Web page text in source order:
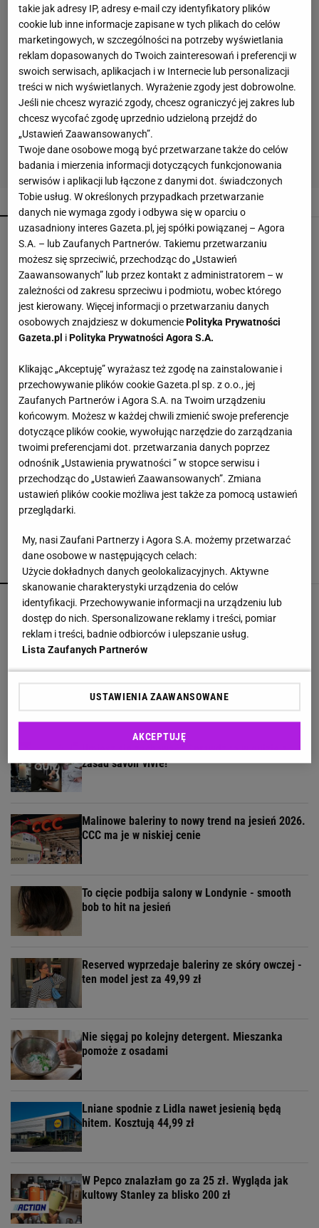
POPULARNE NAJNOWSZE
Soda oczyszczona to dopiero początek. Dodaj
jeszcze dwa produkty
Malinowe baleriny to nowy trend na jesień 2026.
CCC ma je w niskiej cenie
czółenka to kwintesencja luksusu i
ponadczasowego stylu
Lniane spodnie z Lidla nawet jesienią będą
hitem. Kosztują 44,99 zł
Wsyp do pralki zamiast płynu. Ręczniki
odzyskają miękkość
POLECAMY WIĘCEJ TEMATÓW
Butter yellow nie odchodzi do lamusa - tę bluzkę
założysz do wszystkiego
fason. Znalazłam je tanio
Umiesz się zachować? Sprawdź to w quizie z
zasad savoir vivre!
Malinowe baleriny to nowy trend na jesień 2026.
CCC ma je w niskiej cenie
To cięcie podbija salony w Londynie - smooth
bob to hit na jesień
Reserved wyprzedaje baleriny ze skóry owczej -
ten model jest za 49,99 zł
Nie sięgaj po kolejny detergent. Mieszanka
pomoże z osadami
Lniane spodnie z Lidla nawet jesienią będą
hitem. Kosztują 44,99 zł
W Pepco znalazłam go za 25 zł. Wygląda jak
kultowy Stanley za blisko 200 zł
takie jak adresy IP, adresy e-mail czy identyfikatory plików
cookie lub inne informacje zapisane w tych plikach do celów
marketingowych, w szczególności na potrzeby wyświetlania
reklam dopasowanych do Twoich zainteresowań i preferencji w
swoich serwisach, aplikacjach i w Internecie lub personalizacji
treści w nich wyświetlanych. Wyrażenie zgody jest dobrowolne.
Jeśli nie chcesz wyrazić zgody, chcesz ograniczyć jej zakres lub
chcesz wycofać zgodę uprzednio udzieloną przejdź do
„Ustawień Zaawansowanych”.
Twoje dane osobowe mogą być przetwarzane także do celów
badania i mierzenia informacji dotyczących funkcjonowania
serwisów i aplikacji lub łączone z danymi dot. świadczonych
Tobie usług. W określonych przypadkach przetwarzanie
danych nie wymaga zgody i odbywa się w oparciu o
uzasadniony interes Gazeta.pl, jej spółki powiązanej – Agora
S.A. – lub Zaufanych Partnerów. Takiemu przetwarzaniu
możesz się sprzeciwić, przechodząc do „Ustawień
Zaawansowanych” lub przez kontakt z administratorem – w
zależności od zakresu sprzeciwu i podmiotu, wobec którego
jest kierowany. Więcej informacji o przetwarzaniu danych
osobowych znajdziesz w dokumenciePolityka Prywatności
Gazeta.pl iPolityka Prywatności Agora S.A.
Klikając „Akceptuję” wyrażasz też zgodę na zainstalowanie i
przechowywanie plików cookie Gazeta.pl sp. z o.o., jej
Zaufanych Partnerów i Agora S.A. na Twoim urządzeniu
końcowym. Możesz w każdej chwili zmienić swoje preferencje
dotyczące plików cookie, wywołując narzędzie do zarządzania
twoimi preferencjami dot. przetwarzania danych poprzez
odnośnik „Ustawienia prywatności ” w stopce serwisu i
przechodząc do „Ustawień Zaawansowanych”. Zmiana
ustawień plików cookie możliwa jest także za pomocą ustawień
przeglądarki.
My, nasi Zaufani Partnerzy i Agora S.A. możemy przetwarzać
dane osobowe w następujących celach:
Użycie dokładnych danych geolokalizacyjnych. Aktywne
skanowanie charakterystyki urządzenia do celów
identyfikacji. Przechowywanie informacji na urządzeniu lub
dostęp do nich. Spersonalizowane reklamy i treści, pomiar
reklam i treści, badnie odbiorców i ulepszanie usług.
Lista Zaufanych Partnerów
USTAWIENIA ZAAWANSOWANE
AKCEPTUJĘ